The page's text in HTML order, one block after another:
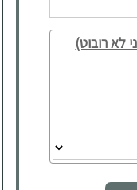
לא רובוט)